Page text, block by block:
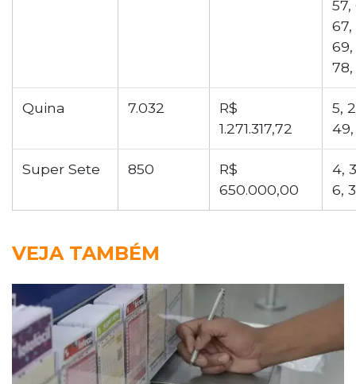
57,
67,
69,
78,
Quina 7.032
R$
1.271.317,72
5,
49,
Super Sete 850
R$
650.000,00
4,
6,
VEJA TAMBÉM